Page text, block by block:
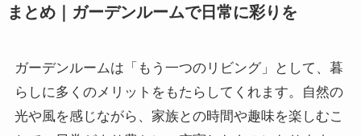
まとめ｜ガーデンルームで日常に彩りを
ガーデンルームは「もう一つのリビング」として、暮
らしに多くのメリットをもたらしてくれます。自然の
光や風を感じながら、家族との時間や趣味を楽しむこ